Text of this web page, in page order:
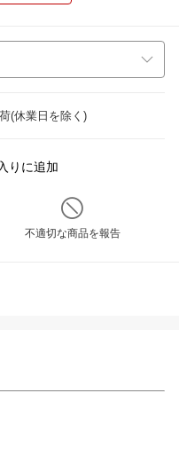
(休業日を除く)
りに追加
不適切な商品を報告